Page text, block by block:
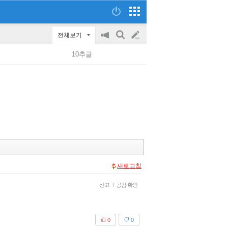
전체보기
공
on/off
검
글
쓰
10추글
새로고침
신고 | 공감 확인
0
0